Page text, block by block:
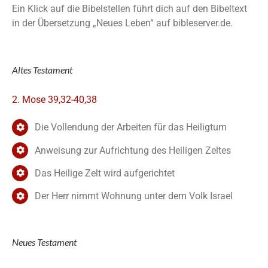
Ein Klick auf die Bibelstellen führt dich auf den Bibeltext
in der Übersetzung „Neues Leben“ auf bibleserver.de.
Altes Testament
2. Mose 39,32-40,38
Die Vollendung der Arbeiten für das Heiligtum
Anweisung zur Aufrichtung des Heiligen Zeltes
Das Heilige Zelt wird aufgerichtet
Der Herr nimmt Wohnung unter dem Volk Israel
Neues Testament